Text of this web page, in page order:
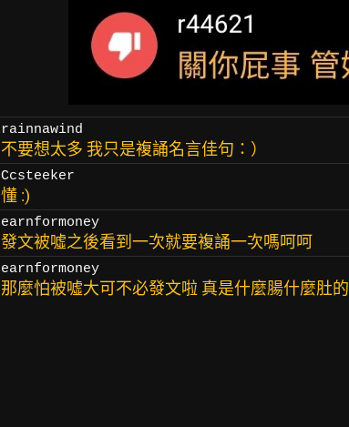
rainnawind
不要想太多 我只是複誦名言佳句：）
Ccsteeker
懂 :)
earnformoney
發文被噓之後看到一次就要複誦一次嗎呵呵
earnformoney
那麼怕被噓大可不必發文啦 真是什麼腸什麼肚的